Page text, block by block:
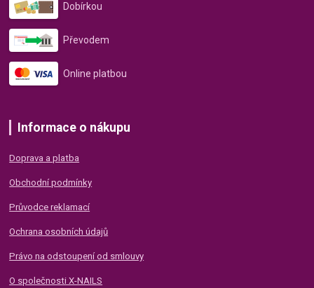
Dobírkou
Převodem
Online platbou
Informace o nákupu
Doprava a platba
Obchodní podmínky
Průvodce reklamací
Ochrana osobních údajů
Právo na odstoupení od smlouvy
O společnosti X-NAILS